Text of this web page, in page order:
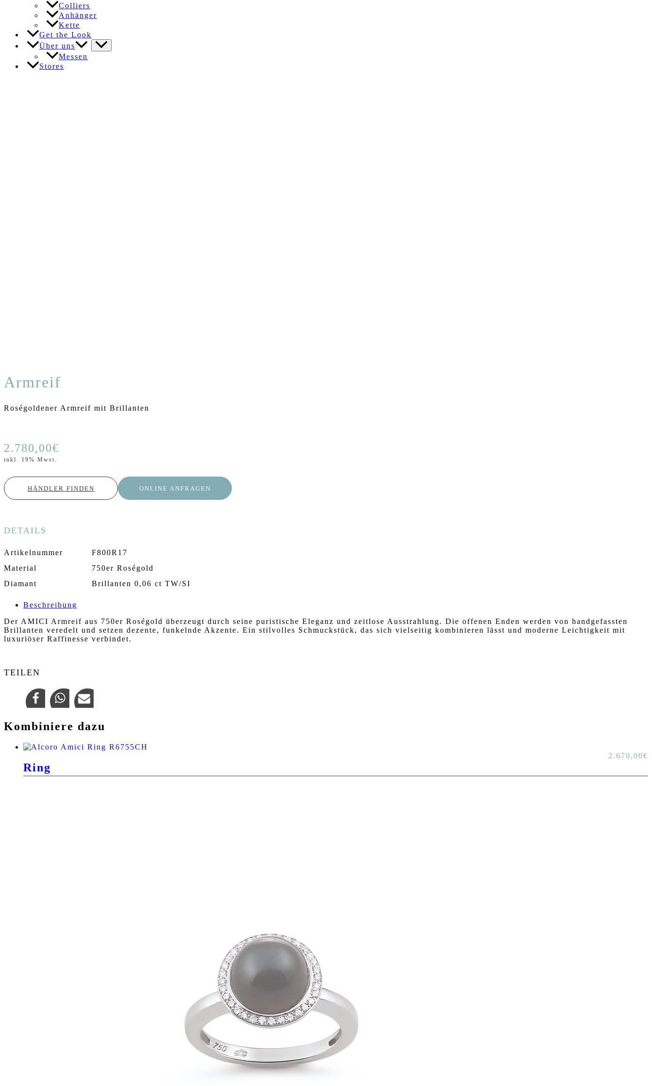
Colliers
Anhänger
Kette
Get the Look
Über uns
Messen
Stores
Armreif
Roségoldener Armreif mit Brillanten
2.780,00€
inkl. 19% Mwst.
DETAILS
Artikelnummer
F800R17
Material
750er Roségold
Diamant
Brillanten 0,06 ct TW/SI
HÄNDLER FINDEN ONLINE ANFRAGEN
Beschreibung
Der AMICI Armreif aus 750er Roségold überzeugt durch seine puristische Eleganz und zeitlose Ausstrahlung. Die offenen Enden werden von handgefassten
Brillanten veredelt und setzen dezente, funkelnde Akzente. Ein stilvolles Schmuckstück, das sich vielseitig kombinieren lässt und moderne Leichtigkeit mit
luxuriöser Raffinesse verbindet.
TEILEN
Kombiniere dazu
Ring
2.670,00€